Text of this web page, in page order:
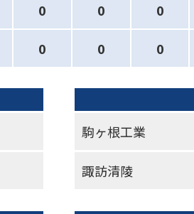
0 0 0
0 0 0
駒ヶ根工業
諏訪清陵